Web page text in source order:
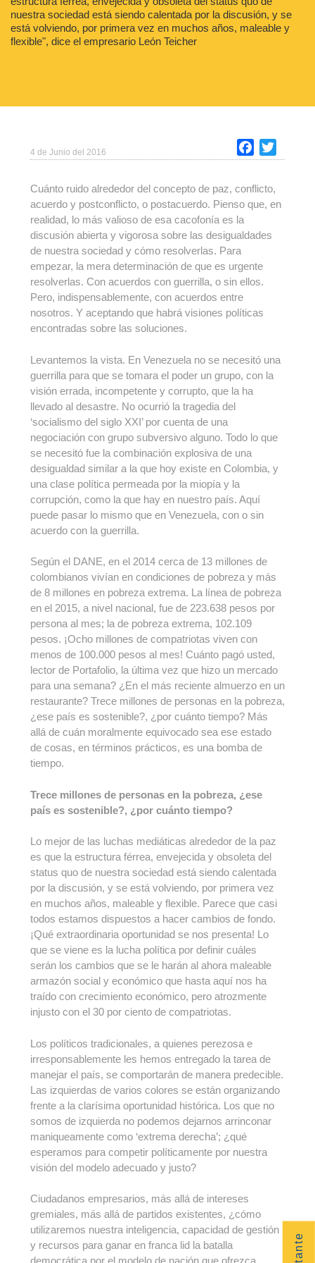
nuestra sociedad está siendo calentada por la discusión, y se
está volviendo, por primera vez en muchos años, maleable y
flexible", dice el empresario León Teicher
4 de Junio del 2016 Facebook
Cuánto ruido alrededor del concepto de paz, conflicto,
acuerdo y postconflicto, o postacuerdo. Pienso que, en
realidad, lo más valioso de esa cacofonía es la
discusión abierta y vigorosa sobre las desigualdades
de nuestra sociedad y cómo resolverlas. Para
empezar, la mera determinación de que es urgente
resolverlas. Con acuerdos con guerrilla, o sin ellos.
Pero, indispensablemente, con acuerdos entre
nosotros. Y aceptando que habrá visiones políticas
encontradas sobre las soluciones.
Levantemos la vista. En Venezuela no se necesitó una
guerrilla para que se tomara el poder un grupo, con la
visión errada, incompetente y corrupto, que la ha
llevado al desastre. No ocurrió la tragedia del
‘socialismo del siglo XXI’ por cuenta de una
negociación con grupo subversivo alguno. Todo lo que
se necesitó fue la combinación explosiva de una
desigualdad similar a la que hoy existe en Colombia, y
una clase política permeada por la miopía y la
corrupción, como la que hay en nuestro país. Aquí
puede pasar lo mismo que en Venezuela, con o sin
acuerdo con la guerrilla.
Según el DANE, en el 2014 cerca de 13 millones de
colombianos vivían en condiciones de pobreza y más
de 8 millones en pobreza extrema. La línea de pobreza
en el 2015, a nivel nacional, fue de 223.638 pesos por
persona al mes; la de pobreza extrema, 102.109
pesos. ¡Ocho millones de compatriotas viven con
menos de 100.000 pesos al mes! Cuánto pagó usted,
lector de Portafolio, la última vez que hizo un mercado
para una semana? ¿En el más reciente almuerzo en un
restaurante? Trece millones de personas en la pobreza,
¿ese país es sostenible?, ¿por cuánto tiempo? Más
allá de cuán moralmente equivocado sea ese estado
de cosas, en términos prácticos, es una bomba de
tiempo.
Trece millones de personas en la pobreza, ¿ese
país es sostenible?, ¿por cuánto tiempo?
Lo mejor de las luchas mediáticas alrededor de la paz
es que la estructura férrea, envejecida y obsoleta del
status quo de nuestra sociedad está siendo calentada
por la discusión, y se está volviendo, por primera vez
en muchos años, maleable y flexible. Parece que casi
todos estamos dispuestos a hacer cambios de fondo.
¡Qué extraordinaria oportunidad se nos presenta! Lo
que se viene es la lucha política por definir cuáles
serán los cambios que se le harán al ahora maleable
armazón social y económico que hasta aquí nos ha
traído con crecimiento económico, pero atrozmente
injusto con el 30 por ciento de compatriotas.
Los políticos tradicionales, a quienes perezosa e
irresponsablemente les hemos entregado la tarea de
manejar el país, se comportarán de manera predecible.
Las izquierdas de varios colores se están organizando
frente a la clarísima oportunidad histórica. Los que no
somos de izquierda no podemos dejarnos arrinconar
maniqueamente como ‘extrema derecha’; ¿qué
esperamos para competir políticamente por nuestra
visión del modelo adecuado y justo?
Ciudadanos empresarios, más allá de intereses
gremiales, más allá de partidos existentes, ¿cómo
utilizaremos nuestra inteligencia, capacidad de gestión
y recursos para ganar en franca lid la batalla
democrática por el modelo de nación que ofrezca